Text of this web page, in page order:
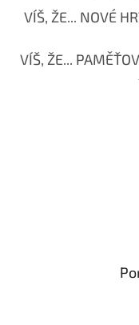
VÍŠ, ŽE... NOVÉ
VÍŠ, ŽE...